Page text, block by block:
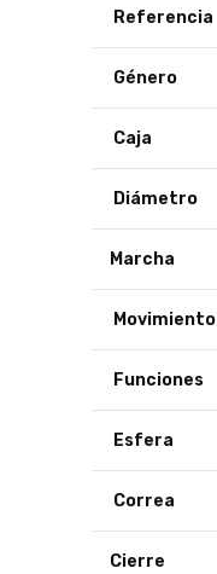
Referencia
Género
Caja
Diámetro
Marcha
Movimiento
Funciones
Esfera
Correa
Cierre